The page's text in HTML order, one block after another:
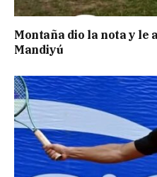
Montaña dio la nota y le
Mandiyú